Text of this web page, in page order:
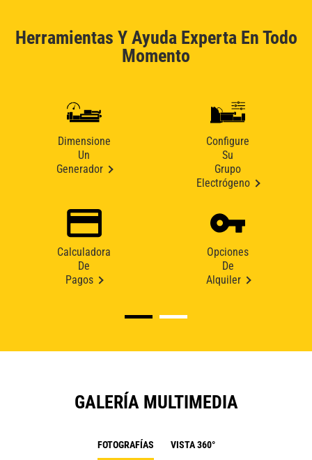
Herramientas Y Ayuda Experta En Todo
Momento
Dimensione
Un
Generador
Configure
Su
Grupo
Electrógeno
Calculadora
De
Pagos
Opciones
De
Alquiler
GALERÍA MULTIMEDIA
FOTOGRAFÍAS VISTA 360°